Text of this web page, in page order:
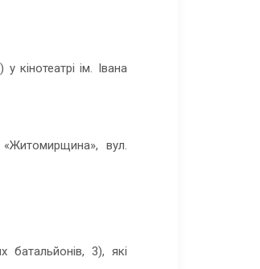
ім. Івана
вул.
батальйонів, 3), які